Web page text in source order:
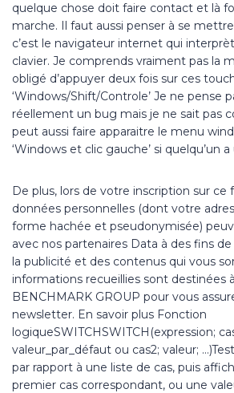
quelque chose doit faire contact et là
marche. Il faut aussi penser à se
c’est le navigateur internet qui
clavier. Je comprends vraiment pas la
obligé d’appuyer deux fois sur ces
‘Windows/Shift/Controle’ Je ne pense
réellement un bug mais je ne sait pas
peut aussi faire apparaitre le menu
‘Windows et clic gauche’ si quelqu’un
De plus, lors de votre inscription sur ce
données personnelles (dont votre
forme hachée et pseudonymisée)
avec nos partenaires Data à des fins
la publicité et des contenus qui vous
informations recueillies sont destinées
BENCHMARK GROUP pour vous
newsletter. En savoir plus Fonction
logiqueSWITCHSWITCH(expression;
valeur_par_défaut ou cas2; valeur;
par rapport à une liste de cas, puis
premier cas correspondant, ou une